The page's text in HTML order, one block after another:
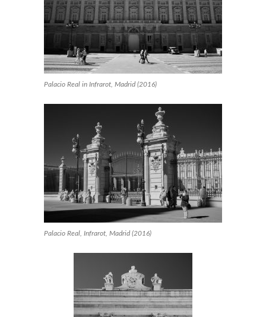
Palacio Real in Infrarot, Madrid (2016)
Palacio Real, Infrarot, Madrid (2016)